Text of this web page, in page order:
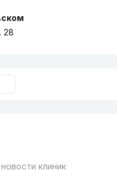
28
клиник